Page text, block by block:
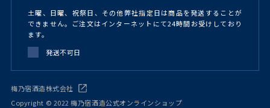
土曜、日曜、祝祭日、その他弊社指定日は商品を発送することが
できません。ご注文はインターネットにて24時間お受けしており
ます。
発送不可日
梅乃宿酒造株式会社
Copyright © 2022 梅乃宿酒造公式オンラインショップ